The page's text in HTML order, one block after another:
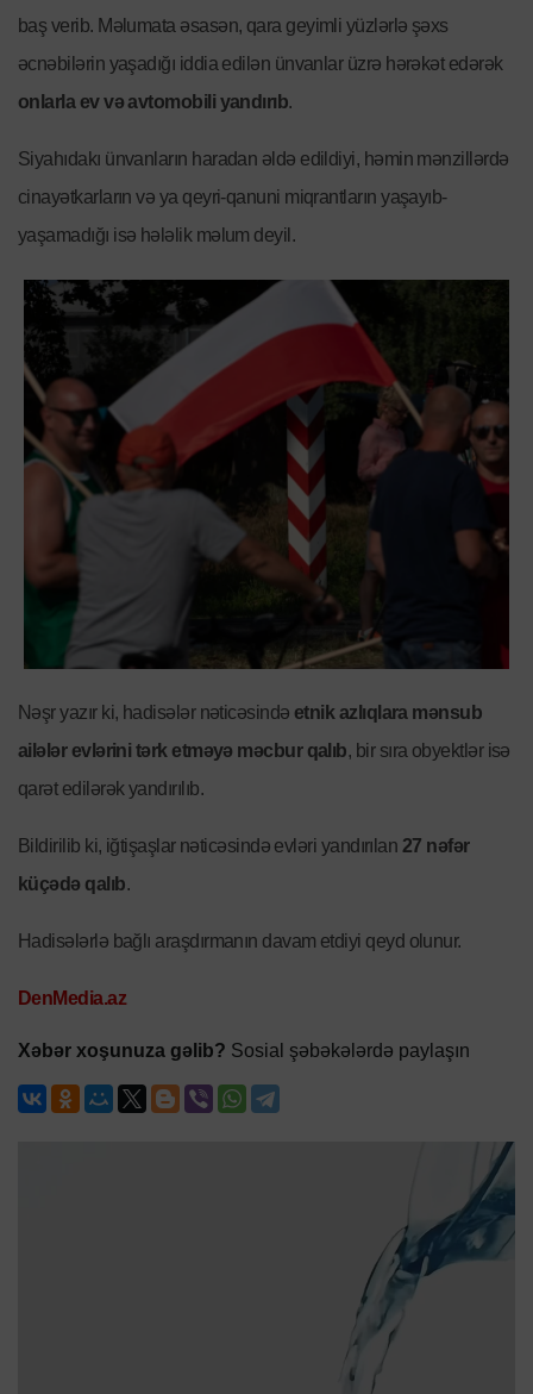
baş verib. Məlumata əsasən, qara geyimli yüzlərlə şəxs
əcnəbilərin yaşadığı iddia edilən ünvanlar üzrə hərəkət edərək
onlarla ev və avtomobili yandırıb.
Siyahıdakı ünvanların haradan əldə edildiyi, həmin mənzillərdə
cinayətkarların və ya qeyri-qanuni miqrantların yaşayıb-
yaşamadığı isə hələlik məlum deyil.
Nəşr yazır ki, hadisələr nəticəsində etnik azlıqlara mənsub
ailələr evlərini tərk etməyə məcbur qalıb, bir sıra obyektlər isə
qarət edilərək yandırılıb.
Bildirilib ki, iğtişaşlar nəticəsində evləri yandırılan 27 nəfər
küçədə qalıb.
Hadisələrlə bağlı araşdırmanın davam etdiyi qeyd olunur.
DenMedia.az
Xəbər xoşunuza gəlib? Sosial şəbəkələrdə paylaşın